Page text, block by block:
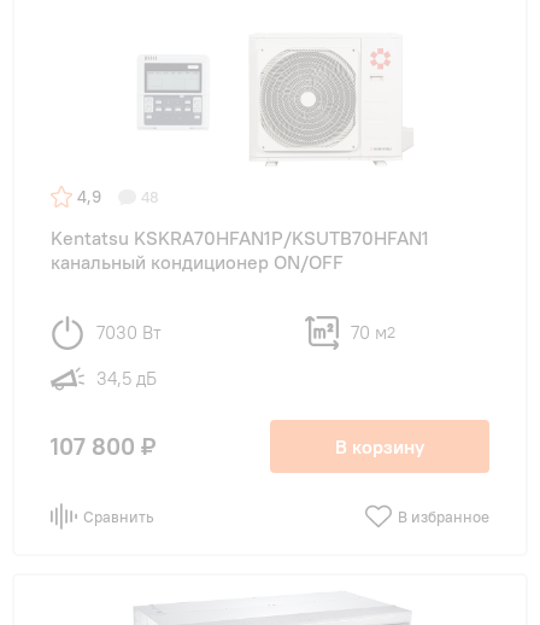
4,9 48
Kentatsu KSKRA70HFAN1P/KSUTB70HFAN1
канальный кондиционер ON/OFF
7030 Вт 70 м2
34,5 дБ
107 800 ₽ В корзину
Сравнить В избранное